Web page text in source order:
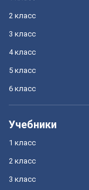
2 класс
3 класс
4 класс
5 класс
6 класс
Учебники
1 класс
2 класс
3 класс